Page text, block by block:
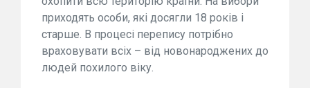
приходять особи, які досягли 18 років і
старше. В процесі перепису потрібно
враховувати всіх – від новонароджених до
людей похилого віку.